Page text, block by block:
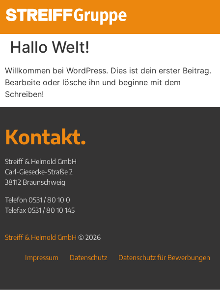
Hallo Welt!
Willkommen bei WordPress. Dies ist dein erster Beitrag.
Bearbeite oder lösche ihn und beginne mit dem
Schreiben!
Kontakt.
Streiff & Helmold GmbH
Carl-Giesecke-Straße 2
38112 Braunschweig
Telefon 0531 / 80 10 0
Telefax 0531 / 80 10 145
Streiff & Helmold GmbH © 2026
Impressum Datenschutz Datenschutz für Bewerbungen